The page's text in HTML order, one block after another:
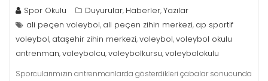
Spor Okulu Duyurular, Haberler,Yazılar
ali peçen voleybol, ali peçen zihin merkezi, ap sportif
voleybol, ataşehir zihin merkezi,voleybol,voleybol okulu
antrenman,voleybolcu,voleybolkursu,voleybolokulu
Sporcularımızın antrenmanlarda gösterdikleri çabalar sonucunda